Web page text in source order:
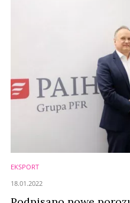
EKSPORT
18.01.2022